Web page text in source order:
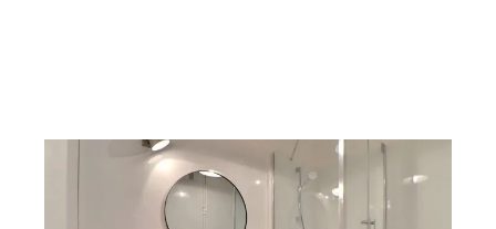
AULNAY SOUS BOIS 93
, 4 pièces